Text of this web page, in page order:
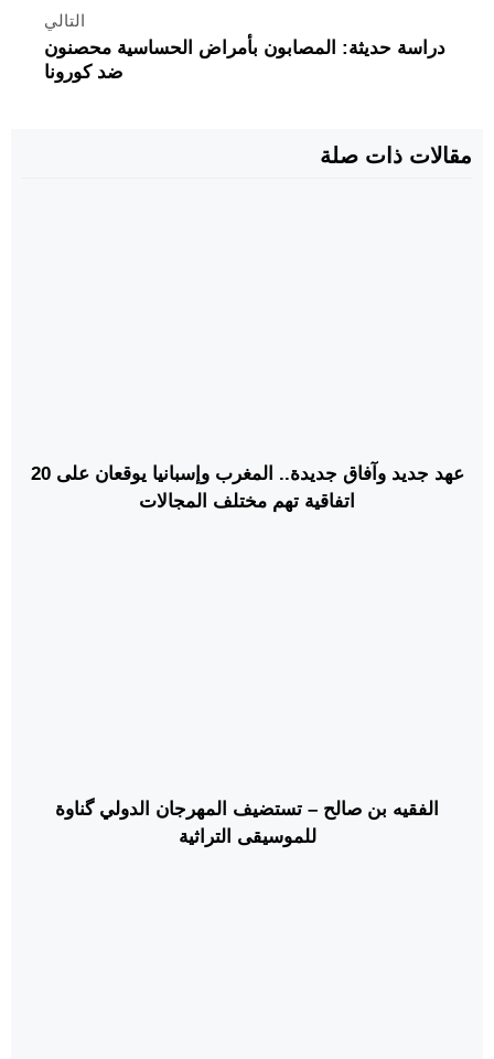
التالي
دراسة حديثة: المصابون بأمراض الحساسية محصنون
ضد كورونا
مقالات ذات صلة
عهد جديد وآفاق جديدة.. المغرب وإسبانيا يوقعان على 20
اتفاقية تهم مختلف المجالات
الفقيه بن صالح – تستضيف المهرجان الدولي گناوة
للموسيقى التراثية